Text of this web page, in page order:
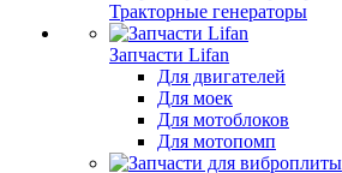
Тракторные генераторы
Запчасти Lifan
Для двигателей
Для моек
Для мотоблоков
Для мотопомп